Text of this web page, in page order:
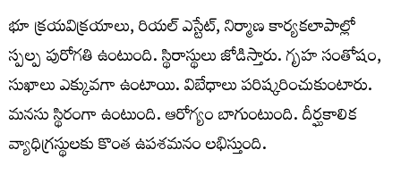
భూ క్రయవిక్రయాలు, రియల్‌ ఎస్టేట్‌, నిర్మాణ కార్యకలాపాల్లో
స్పల్ప పురోగతి ఉంటుంది. స్థిరాస్థులు జోడిస్తారు. గృహ సంతోషం,
సుఖాలు ఎక్కువగా ఉంటాయి. విబేధాలు పరిష్కరించుకుంటారు.
మనసు స్థిరంగా ఉంటుంది. ఆరోగ్యం బాగుంటుంది. దీర్ఘకాలిక
వ్యాధిగ్రస్థులకు కొంత ఉపశమనం లభిస్తుంది.